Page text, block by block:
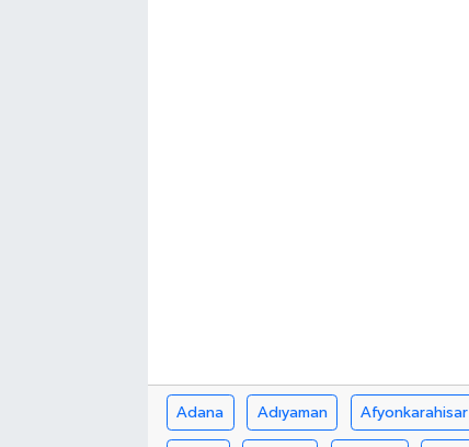
Adana Adıyaman Afyonkarahisar